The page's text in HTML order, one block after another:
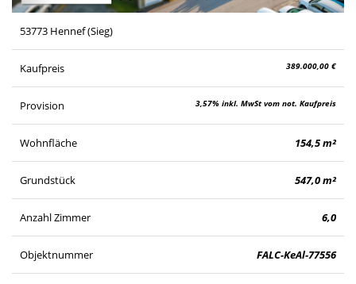
53773 Hennef (Sieg)
Kaufpreis 389.000,00 €
Provision 3,57% inkl. MwSt vom not. Kaufpreis
Wohnfläche 154,5 m²
Grundstück 547,0 m²
Anzahl Zimmer 6,0
Objektnummer FALC-KeAl-77556